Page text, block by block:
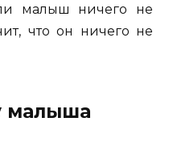
малыш ничего не
что он ничего не
малыша